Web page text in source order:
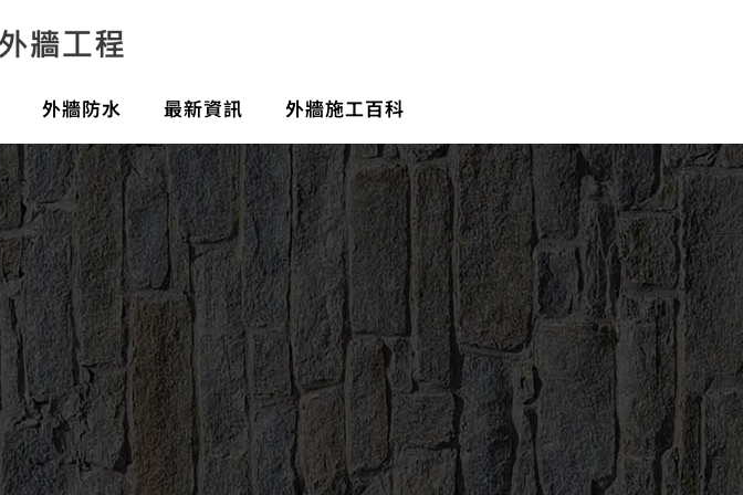
外牆防水 最新資訊 外牆施工百科